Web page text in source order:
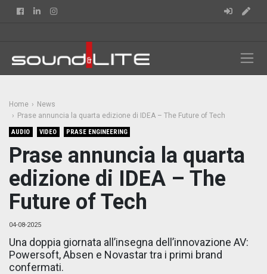
FacebookLinkedin
Home
News
Prase annuncia la quarta edizione di IDEA – The Future of Tech
AUDIO VIDEO PRASE ENGINEERING
Prase annuncia la quarta
edizione di IDEA – The
Future of Tech
04-08-2025
Una doppia giornata all’insegna dell’innovazione AV:
Powersoft, Absen e Novastar tra i primi brand
confermati.